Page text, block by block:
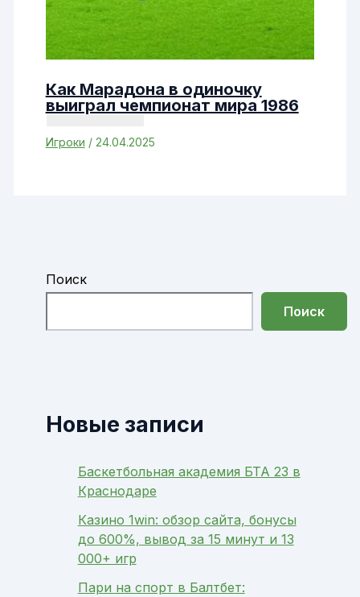
Как Марадона в одиночку
выиграл чемпионат мира 1986
Игроки / 24.04.2025
Поиск
Поиск
Новые записи
Баскетбольная академия БТА 23 в
Краснодаре
Казино 1win: обзор сайта, бонусы
до 600%, вывод за 15 минут и 13
000+ игр
Пари на спорт в Балтбет: